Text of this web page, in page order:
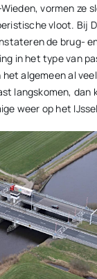
vormen ze
vloot. Bij
de brug-
in het type van
algemeen al
langskomen, dan
weer op het